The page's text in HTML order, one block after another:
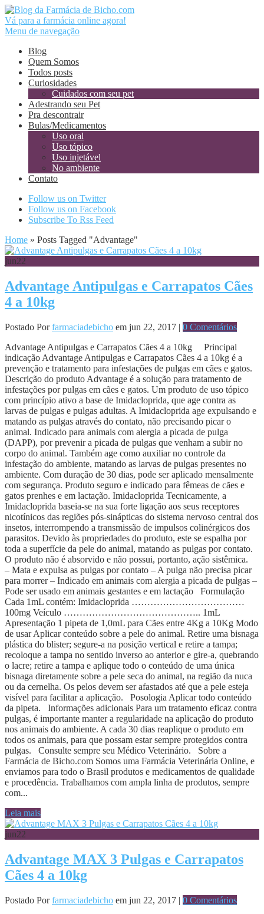
Vá para a farmácia online agora!
Menu de navegação
Blog
Quem Somos
Todos posts
Curiosidades
Cuidados com seu pet
Adestrando seu Pet
Pra descontrair
Bulas/Medicamentos
Uso oral
Uso tópico
Uso injetável
No ambiente
Contato
Follow us on Twitter
Follow us on Facebook
Subscribe To Rss Feed
Home » Posts Tagged "Advantage"
jun22
Advantage Antipulgas e Carrapatos Cães
4 a 10kg
Postado Porfarmaciadebicho em jun 22, 2017 | 0 Comentários
Advantage Antipulgas e Carrapatos Cães 4 a 10kg Principal
indicação Advantage Antipulgas e Carrapatos Cães 4 a 10kg é a
prevenção e tratamento para infestações de pulgas em cães e gatos.
Descrição do produto Advantage é a solução para tratamento de
infestações por pulgas em cães e gatos. Um produto de uso tópico
com princípio ativo a base de Imidacloprida, que age contra as
larvas de pulgas e pulgas adultas. A Imidacloprida age expulsando e
matando as pulgas através do contato, não precisando picar o
animal. Indicado para animais com alergia a picada de pulga
(DAPP), por prevenir a picada de pulgas que venham a subir no
corpo do animal. Também age como auxiliar no controle da
infestação do ambiente, matando as larvas de pulgas presentes no
ambiente. Com duração de 30 dias, pode ser aplicado mensalmente
com segurança. Produto seguro e indicado para fêmeas de cães e
gatos prenhes e em lactação. Imidacloprida Tecnicamente, a
Imidacloprida baseia-se na sua forte ligação aos seus receptores
nicotínicos das regiões pós-sinápticas do sistema nervoso central dos
insetos, interrompendo a transmissão de impulsos colinérgicos dos
parasitos. Devido às propriedades do produto, este se espalha por
toda a superfície da pele do animal, matando as pulgas por contato.
O produto não é absorvido e não possui, portanto, ação sistêmica.
– Mata e expulsa as pulgas por contato – A pulga não precisa picar
para morrer – Indicado em animais com alergia a picada de pulgas –
Pode ser usado em animais gestantes e em lactação Formulação
Cada 1mL contém: Imidacloprida ………………………………
100mg Veículo …………………………………….. 1mL
Apresentação 1 pipeta de 1,0mL para Cães entre 4Kg a 10Kg Modo
de usar Aplicar conteúdo sobre a pele do animal. Retire uma bisnaga
plástica do blister; segure-a na posição vertical e retire a tampa;
recoloque a tampa no sentido inverso ao anterior e gire-a, quebrando
o lacre; retire a tampa e aplique todo o conteúdo de uma única
bisnaga diretamente sobre a pele seca do animal, na região da nuca
ou da cernelha. Os pelos devem ser afastados até que a pele esteja
visível para facilitar a aplicação. Posologia Aplicar todo conteúdo
da pipeta. Informações adicionais Para um tratamento eficaz contra
pulgas, é importante manter a regularidade na aplicação do produto
nos animais do ambiente. A cada 30 dias reaplique o produto em
todos os animais, para que possam estar sempre protegidos contra
pulgas. Consulte sempre seu Médico Veterinário. Sobre a
Farmácia de Bicho.com Somos uma Farmácia Veterinária Online, e
enviamos para todo o Brasil produtos e medicamentos de qualidade
e procedência. Trabalhamos com ampla linha de produtos, sempre
com...
Leia mais
jun22
Advantage MAX 3 Pulgas e Carrapatos
Cães 4 a 10kg
Postado Porfarmaciadebicho em jun 22, 2017 | 0 Comentários